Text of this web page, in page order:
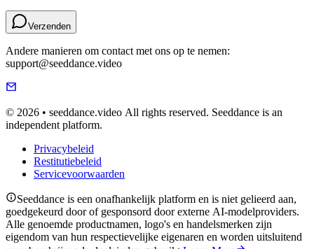
Verzenden
Andere manieren om contact met ons op te nemen:
support@seeddance.video
© 2026 • seeddance.video All rights reserved. Seeddance is an
independent platform.
Privacybeleid
Restitutiebeleid
Servicevoorwaarden
Seeddance is een onafhankelijk platform en is niet gelieerd aan,
goedgekeurd door of gesponsord door externe AI-modelproviders.
Alle genoemde productnamen, logo's en handelsmerken zijn
eigendom van hun respectievelijke eigenaren en worden uitsluitend